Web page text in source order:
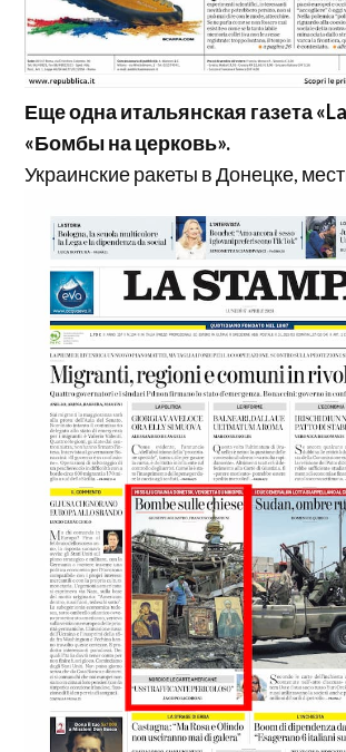
Еще одна итальянская газета
«Бомбы на церковь».
Украинские ракеты в Донецке,